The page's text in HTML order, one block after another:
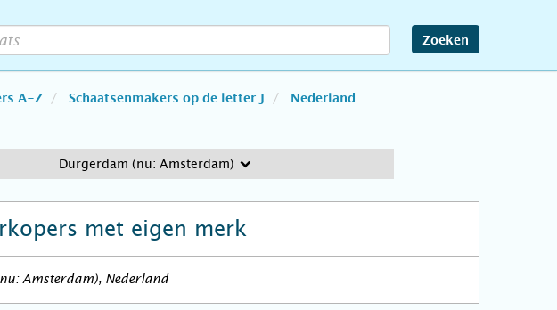
Zoeken
A-Z Schaatsenmakers op de letter J
Nederland
Durgerdam (nu: Amsterdam)
met eigen merk
Amsterdam), Nederland